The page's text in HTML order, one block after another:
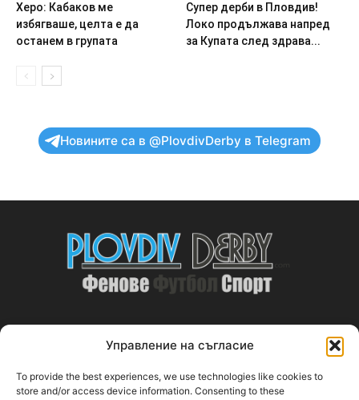
Управление на съгласие
To provide the best experiences, we use technologies like cookies to
store and/or access device information. Consenting to these
Херо: Кабаков ме
избягваше, целта е да
останем в групата
Супер дерби в Пловдив!
Локо продължава напред
за Купата след здрава...
Новините са в @PlovdivDerby в Telegram
ABOUT US
PlovdivDerby.com е първата пловдивска изцяло футболна